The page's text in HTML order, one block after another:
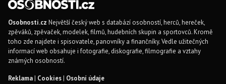
Osobnosti.cz Největší český web s databází osobností, herců, hereček,
zpěváků, zpěvaček, modelek, filmů, hudebních skupin a sportovců. Kromě
toho zde najdete i spisovatele, panovníky a finančníky. Vedle užitečných
informací web obsahuje i fotografie, diskografie, filmografie a vztahy
známých osobností.
Reklama| Cookies| Osobní údaje